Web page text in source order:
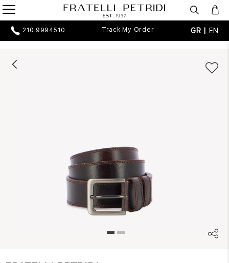
210 9994510 Track My Order GR | EN